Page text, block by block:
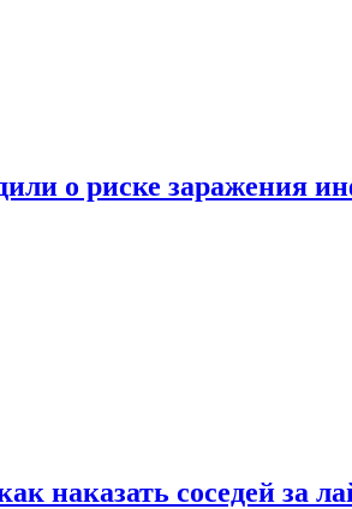
о риске заражения
наказать соседей за